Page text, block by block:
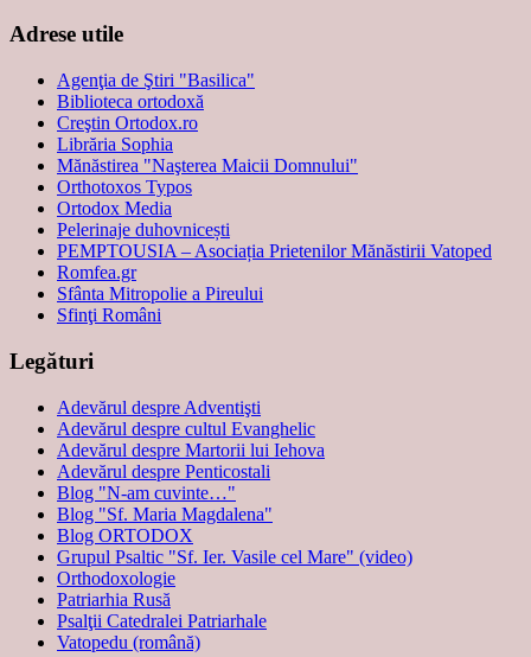
Adrese utile
Agenţia de Ştiri "Basilica"
Biblioteca ortodoxă
Creştin Ortodox.ro
Librăria Sophia
Mănăstirea "Naşterea Maicii Domnului"
Orthotoxos Typos
Ortodox Media
Pelerinaje duhovnicești
PEMPTOUSIA – Asociația Prietenilor Mănăstirii Vatoped
Romfea.gr
Sfânta Mitropolie a Pireului
Sfinţi Români
Legături
Adevărul despre Adventişti
Adevărul despre cultul Evanghelic
Adevărul despre Martorii lui Iehova
Adevărul despre Penticostali
Blog "N-am cuvinte…"
Blog "Sf. Maria Magdalena"
Blog ORTODOX
Grupul Psaltic "Sf. Ier. Vasile cel Mare" (video)
Orthodoxologie
Patriarhia Rusă
Psalţii Catedralei Patriarhale
Vatopedu (română)